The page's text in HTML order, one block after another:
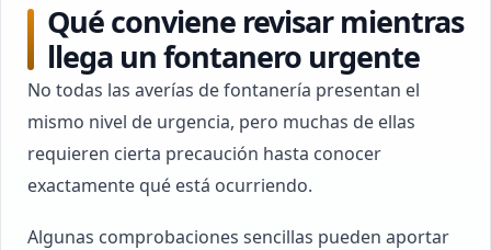
Qué conviene revisar mientras
llega un fontanero urgente
No todas las averías de fontanería presentan el
mismo nivel de urgencia, pero muchas de ellas
requieren cierta precaución hasta conocer
exactamente qué está ocurriendo.
Algunas comprobaciones sencillas pueden aportar